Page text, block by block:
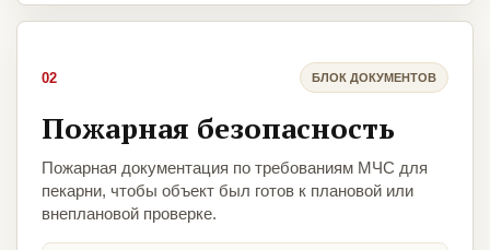
02 БЛОК ДОКУМЕНТОВ
Пожарная безопасность
Пожарная документация по требованиям МЧС для
пекарни, чтобы объект был готов к плановой или
внеплановой проверке.